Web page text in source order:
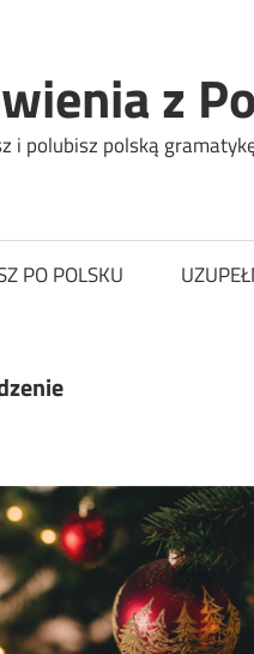
z
i polubisz polską
PO POLSKU